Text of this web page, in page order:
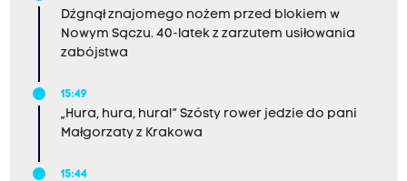
Dźgnął znajomego nożem przed blokiem w
Nowym Sączu. 40-latek z zarzutem usiłowania
zabójstwa
15:49
„Hura, hura, hura!” Szósty rower jedzie do pani
Małgorzaty z Krakowa
15:44